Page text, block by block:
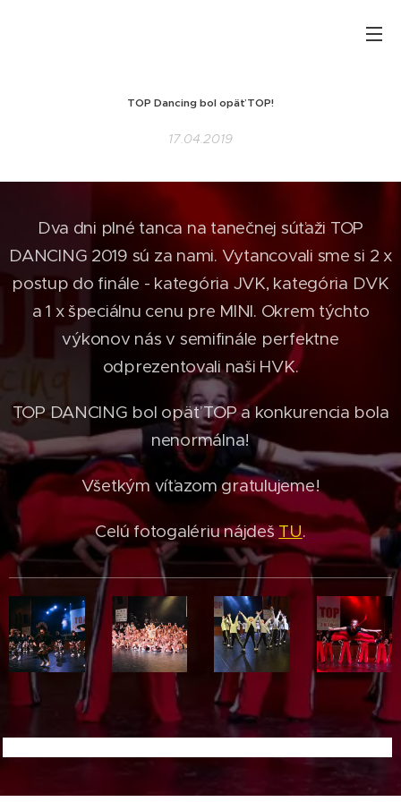
TOP Dancing bol opäť TOP!
17.04.2019
Dva dni plné tanca na tanečnej súťaži TOP
DANCING 2019 sú za nami. Vytancovali sme si 2 x
postup do finále - kategória JVK, kategória DVK
a 1 x špeciálnu cenu pre MINI. Okrem týchto
výkonov nás v semifinále perfektne
odprezentovali naši HVK.
TOP DANCING bol opäť TOP a konkurencia bola
nenormálna!
Všetkým víťazom gratulujeme!
Celú fotogalériu nájdešTU.